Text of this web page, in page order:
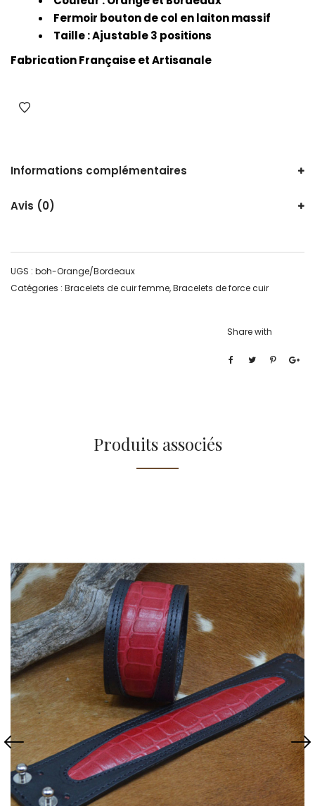
Fermoir bouton de col en laiton massif
Taille : Ajustable 3 positions
Fabrication Française et Artisanale
Informations complémentaires
Avis (0)
UGS : boh-Orange/Bordeaux
Catégories : Bracelets de cuir femme,Bracelets de force cuir
Share with
Produits associés